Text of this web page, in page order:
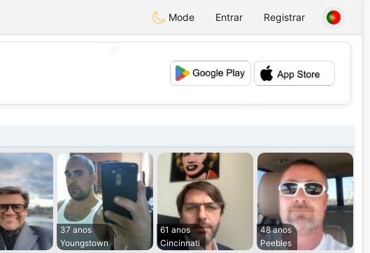
Mode Entrar Registrar
37 anos
Youngstown
61 anos
Cincinnati
48 anos
Peebles